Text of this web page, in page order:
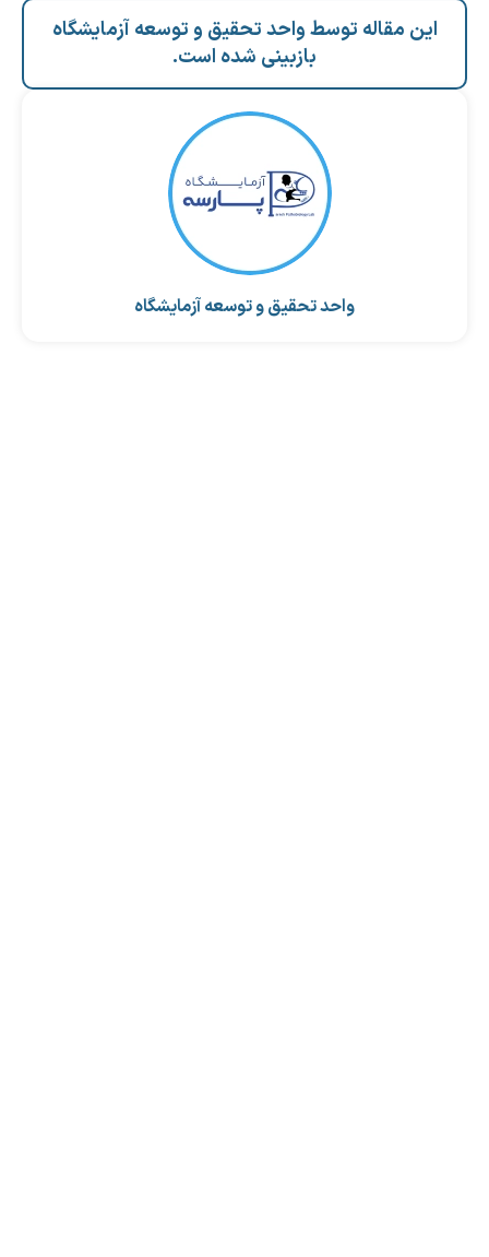
این مقاله توسط واحد تحقیق و توسعه آزمایشگاه
بازبینی شده است.
واحد تحقیق و توسعه آزمایشگاه